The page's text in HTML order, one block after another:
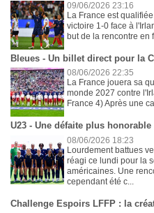
09/06/2026 23:16
La France est
victoire 1-0 face à
but de la rencontre en
Bleues - Un billet direct pour la
08/06/2026 22:35
La France jouera sa
monde 2027 contre
France 4) Après une
U23 - Une défaite plus honorable
08/06/2026 18:23
Lourdement battues
réagi ce lundi pour la
américaines. Une
cependant été c...
Challenge Espoirs LFFP : la